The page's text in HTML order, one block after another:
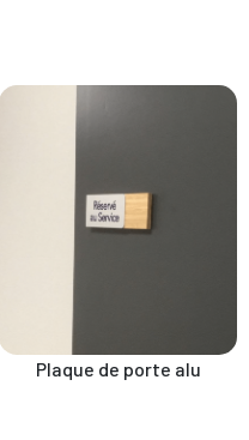
Plaque de porte alu